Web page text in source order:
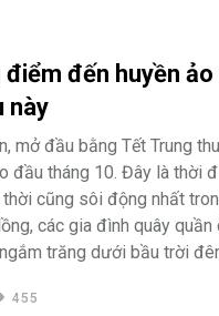
điểm đến huyền
này
mở đầu bằng Tết Trung
đầu tháng 10. Đây là thời
cũng sôi động nhất
các gia đình quây quần
trăng dưới bầu trời
455